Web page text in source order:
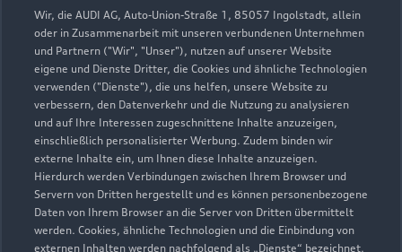
Wir, die AUDI AG, Auto-Union-Straße 1, 85057 Ingolstadt, allein
oder in Zusammenarbeit mit unseren verbundenen Unternehmen
und Partnern ("Wir", "Unser"), nutzen auf unserer Website
eigene und Dienste Dritter, die Cookies und ähnliche Technologien
verwenden ("Dienste"), die uns helfen, unsere Website zu
verbessern, den Datenverkehr und die Nutzung zu analysieren
und auf Ihre Interessen zugeschnittene Inhalte anzuzeigen,
einschließlich personalisierter Werbung. Zudem binden wir
externe Inhalte ein, um Ihnen diese Inhalte anzuzeigen.
Hierdurch werden Verbindungen zwischen Ihrem Browser und
Servern von Dritten hergestellt und es können personenbezogene
Daten von Ihrem Browser an die Server von Dritten übermittelt
werden. Cookies, ähnliche Technologien und die Einbindung von
externen Inhalten werden nachfolgend als „Dienste“ bezeichnet.
02131 96000
kaarst@moll.de
Kontaktdaten herunterladen
Öffnungszeiten